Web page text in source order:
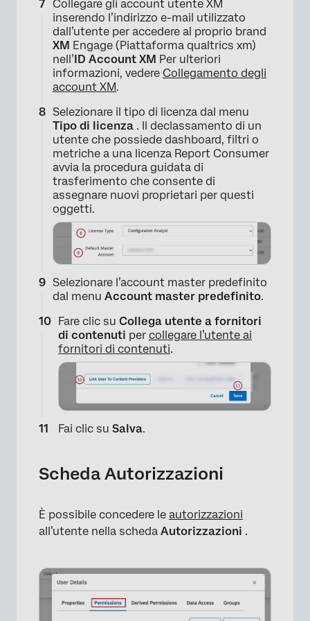
×
×
Collegare gli account utente XM
inserendo l’indirizzo e-mail utilizzato
dall’utente per accedere al proprio brand
XM Engage (Piattaforma qualtrics xm)
nell’ID Account XM Per ulteriori
informazioni, vedere Collegamento degli
account XM.
Selezionare il tipo di licenza dal menu
Tipo di licenza . Il declassamento di un
utente che possiede dashboard, filtri o
metriche a una licenza Report Consumer
avvia la procedura guidata di
trasferimento che consente di
assegnare nuovi proprietari per questi
oggetti.
Selezionare l’account master predefinito
dal menu Account master predefinito.
Fare clic su Collega utente a fornitori
di contenuti per collegare l’utente ai
fornitori di contenuti.
Fai clic su Salva.
Scheda Autorizzazioni
È possibile concedere le autorizzazioni
all’utente nella scheda Autorizzazioni .